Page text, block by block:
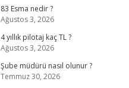
83 Esma nedir ?
Ağustos 3, 2026
4 yıllık pilotaj kaç TL ?
Ağustos 3, 2026
Şube müdürü nasıl olunur ?
Temmuz 30, 2026